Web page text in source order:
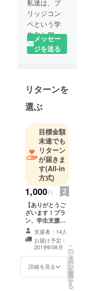
私達は、ブ
リッジコン
ペという学
生自ら鋼製
橋梁模型を
製作する大
で大会史上
度の優勝を
す。
この度、ア
ジア大会に
出場し、ア
ジアに日本
の土木技術
ここにあ
り！と、
Made in
JAPANのレ
ベルを見せ
つけにいき
ます！
是非とも、
ご支援お願
メッセー
ジを送る
リターンを
選ぶ
目標金額
未達でも
リターン
が届きま
す(All-in
方式)
1,000円
【ありがとうご
ざいます！プラ
ン、学生支援者
向け】 応援して
頂き、ありがと
うございます！
メールアドレス
にお礼のメッ
セージをお届け
支援者：14人
お届け予定：
2019年08月
詳細を見る
こ
の
リ
タ
ー
ン
を
選
択
す
る